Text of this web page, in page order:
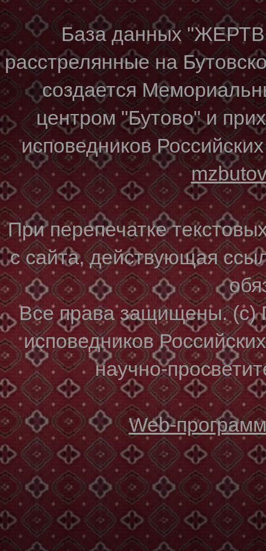
База данных
расстрелянные на
создается
центром "Бутово" и
исповедников
При перепечатке
с сайта, действующая
Все права защищены. (с)
исповедников
научно-
Web-